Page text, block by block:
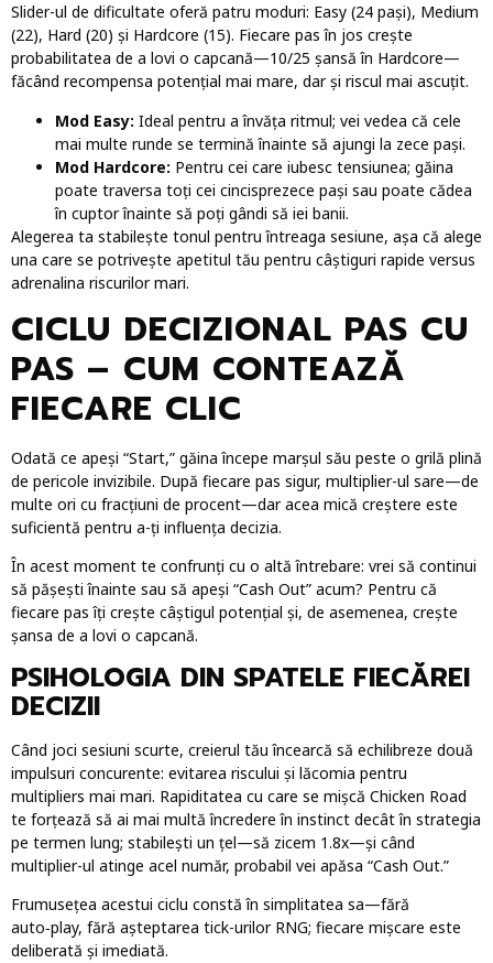
Slider-ul de dificultate oferă patru moduri: Easy (24 pași), Medium
(22), Hard (20) și Hardcore (15). Fiecare pas în jos crește
probabilitatea de a lovi o capcană—10/25 șansă în Hardcore—
făcând recompensa potențial mai mare, dar și riscul mai ascuțit.
Mod Easy: Ideal pentru a învăța ritmul; vei vedea că cele
mai multe runde se termină înainte să ajungi la zece pași.
Mod Hardcore: Pentru cei care iubesc tensiunea; găina
poate traversa toți cei cincisprezece pași sau poate cădea
în cuptor înainte să poți gândi să iei banii.
Alegerea ta stabilește tonul pentru întreaga sesiune, așa că alege
una care se potrivește apetitul tău pentru câștiguri rapide versus
adrenalina riscurilor mari.
CICLU DECIZIONAL PAS CU
PAS – CUM CONTEAZĂ
FIECARE CLIC
Odată ce apeși “Start,” găina începe marșul său peste o grilă plină
de pericole invizibile. După fiecare pas sigur, multiplier-ul sare—de
multe ori cu fracțiuni de procent—dar acea mică creștere este
suficientă pentru a-ți influența decizia.
În acest moment te confrunți cu o altă întrebare: vrei să continui
să pășești înainte sau să apeși “Cash Out” acum? Pentru că
fiecare pas îți crește câștigul potențial și, de asemenea, crește
șansa de a lovi o capcană.
PSIHOLOGIA DIN SPATELE FIECĂREI
DECIZII
Când joci sesiuni scurte, creierul tău încearcă să echilibreze două
impulsuri concurente: evitarea riscului și lăcomia pentru
multipliers mai mari. Rapiditatea cu care se mișcă Chicken Road
te forțează să ai mai multă încredere în instinct decât în strategia
pe termen lung; stabilești un țel—să zicem 1.8x—și când
multiplier-ul atinge acel număr, probabil vei apăsa “Cash Out.”
Frumusețea acestui ciclu constă în simplitatea sa—fără
auto‑play, fără așteptarea tick-urilor RNG; fiecare mișcare este
deliberată și imediată.